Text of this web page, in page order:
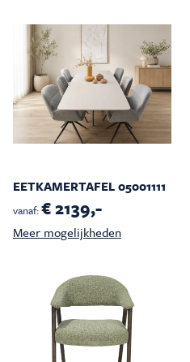
EETKAMERTAFEL 05001111
vanaf:€ 2139,-
Meer mogelijkheden